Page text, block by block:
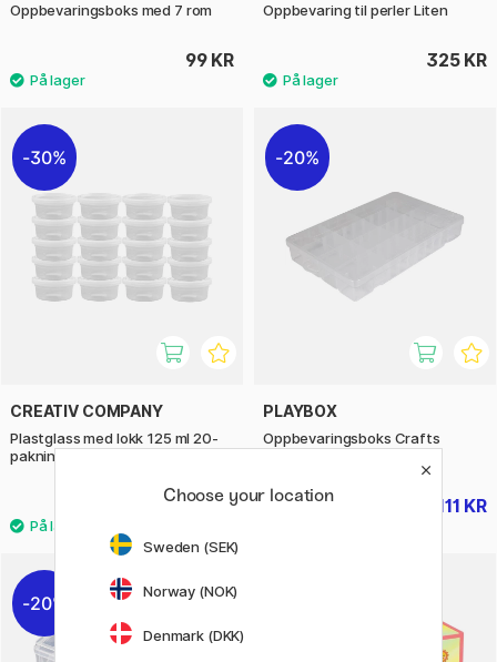
Oppbevaringsboks med 7 rom
99 KR
Oppbevaring til perler Liten
325 KR
30%
CREATIV COMPANY
Plastglass med lokk 125 ml 20-
pakning
158 KR
20%
PLAYBOX
Oppbevaringsboks Crafts
111 KR
20%
Choose your location
Sweden (SEK)
Norway (NOK)
Denmark (DKK)